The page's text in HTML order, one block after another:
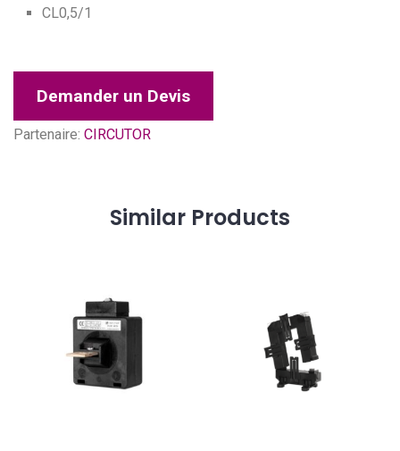
CL0,5/1
Demander un Devis
Partenaire: CIRCUTOR
Similar Products